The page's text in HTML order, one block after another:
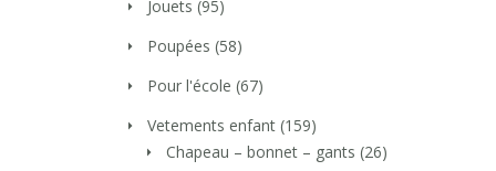
Jouets (95)
Poupées (58)
Pour l'école (67)
Vetements enfant (159)
Chapeau – bonnet – gants (26)